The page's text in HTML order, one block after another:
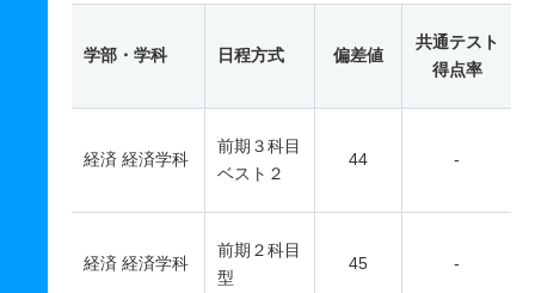
学部・学科 日程方式 偏差値
共通テスト
得点率
経済 経済学科
前期３科目
ベスト２
44 -
経済 経済学科
前期２科目
型
45 -